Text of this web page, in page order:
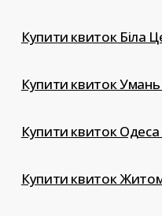
Купити квиток Біла
Купити квиток
Купити квиток
Купити квиток